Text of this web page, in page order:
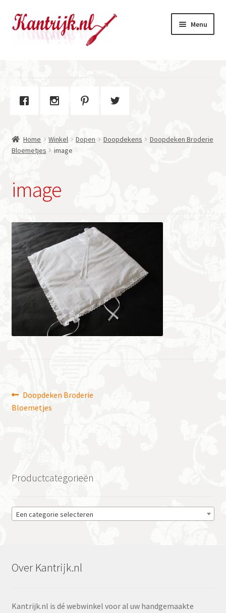
Ga
door
Ga
naar
Menu
Contact
Home Winkel Dopen Doopdekens
Doopdeken Broderie
Bloemetjes
image
image
Bericht
navigatie
Vorig
bericht:
Doopdeken Broderie
Bloemetjes
Productcategorieën
Een categorie selecteren
Over Kantrijk.nl
Kantrijk.nl is dé webwinkel voor al uw handgemaakte